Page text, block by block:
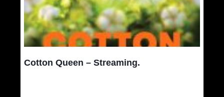
Cotton Queen – Streaming.